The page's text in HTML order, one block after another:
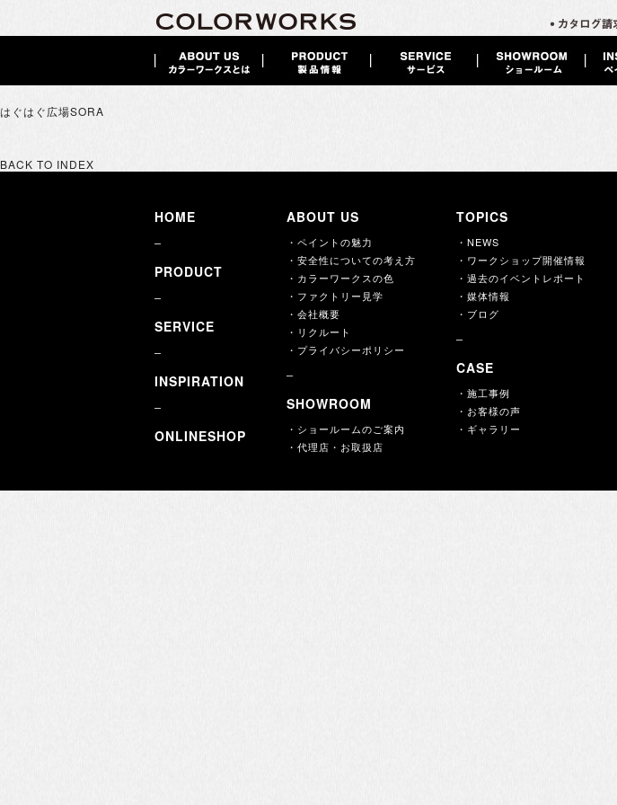
はぐはぐ広場SORA
BACK TO INDEX
HOME
PRODUCT
SERVICE
INSPIRATION
ONLINESHOP
ABOUT US
・ペイントの魅力
・安全性についての考え方
・カラーワークスの色
・ファクトリー見学
・会社概要
・リクルート
・プライバシーポリシー
SHOWROOM
・ショールームのご案内
・代理店・お取扱店
TOPICS
・NEWS
・ワークショップ開催情報
・過去のイベントレポート
・媒体情報
・ブログ
CASE
・施工事例
・お客様の声
・ギャラリー